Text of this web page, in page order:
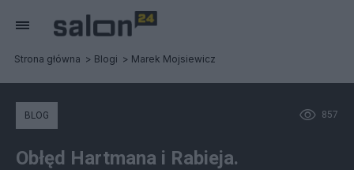
Strona główna Blogi Marek Mojsiewicz
857
BLOG
Obłęd Hartmana i Rabieja.